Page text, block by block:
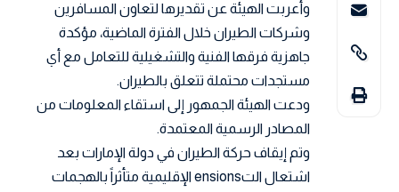
وأعربت الهيئة عن تقديرها لتعاون المسافرين
وشركات الطيران خلال الفترة الماضية، مؤكدة
جاهزية فرقها الفنية والتشغيلية للتعامل مع أي
مستجدات محتملة تتعلق بالطيران.
ودعت الهيئة الجمهور إلى استقاء المعلومات من
المصادر الرسمية المعتمدة.
وتم إيقاف حركة الطيران في دولة الإمارات بعد
اشتعال التensions الإقليمية متأثراً بالهجمات